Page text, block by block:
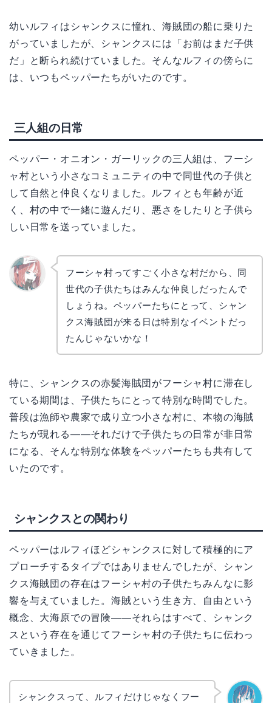
幼いルフィはシャンクスに憧れ、海賊団の船に乗りた
がっていましたが、シャンクスには「お前はまだ子供
だ」と断られ続けていました。そんなルフィの傍らに
は、いつもペッパーたちがいたのです。
三人組の日常
ペッパー・オニオン・ガーリックの三人組は、フーシ
ャ村という小さなコミュニティの中で同世代の子供と
して自然と仲良くなりました。ルフィとも年齢が近
く、村の中で一緒に遊んだり、悪さをしたりと子供ら
しい日常を送っていました。
フーシャ村ってすごく小さな村だから、同
世代の子供たちはみんな仲良しだったんで
しょうね。ペッパーたちにとって、シャン
クス海賊団が来る日は特別なイベントだっ
たんじゃないかな！
特に、シャンクスの赤髪海賊団がフーシャ村に滞在し
ている期間は、子供たちにとって特別な時間でした。
普段は漁師や農家で成り立つ小さな村に、本物の海賊
たちが現れる——それだけで子供たちの日常が非日常
になる、そんな特別な体験をペッパーたちも共有して
いたのです。
シャンクスとの関わり
ペッパーはルフィほどシャンクスに対して積極的にア
プローチするタイプではありませんでしたが、シャン
クス海賊団の存在はフーシャ村の子供たちみんなに影
響を与えていました。海賊という生き方、自由という
概念、大海原での冒険——それらはすべて、シャンク
スという存在を通じてフーシャ村の子供たちに伝わっ
ていきました。
シャンクスって、ルフィだけじゃなくフー